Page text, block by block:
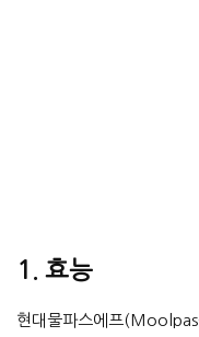
1. 효능
현대물파스에프